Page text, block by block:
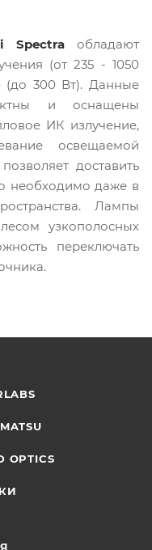
Spectra обладают
(от 235 - 1050
300 Вт). Данные
и оснащены
ИК излучение,
освещаемой
доставить
необходимо даже в
Лампы
узкополосных
переключать
OPTICS